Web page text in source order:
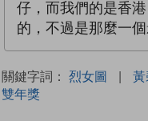
仔，而我們的是香
的，不過是那麼一個
關鍵字詞： 烈女圖 |
雙年獎